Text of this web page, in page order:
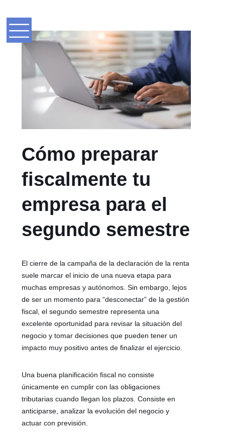
Cómo preparar
fiscalmente tu
empresa para el
segundo semestre
El cierre de la campaña de la declaración de la renta
suele marcar el inicio de una nueva etapa para
muchas empresas y autónomos. Sin embargo, lejos
de ser un momento para “desconectar” de la gestión
fiscal, el segundo semestre representa una
excelente oportunidad para revisar la situación del
negocio y tomar decisiones que pueden tener un
impacto muy positivo antes de finalizar el ejercicio.
Una buena planificación fiscal no consiste
únicamente en cumplir con las obligaciones
tributarias cuando llegan los plazos. Consiste en
anticiparse, analizar la evolución del negocio y
actuar con previsión.